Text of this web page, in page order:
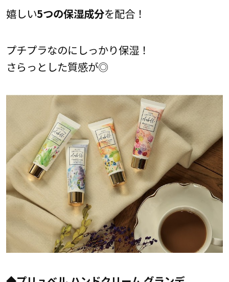
嬉しい5つの保湿成分を配合！
プチプラなのにしっかり保湿！
さらっとした質感が◎